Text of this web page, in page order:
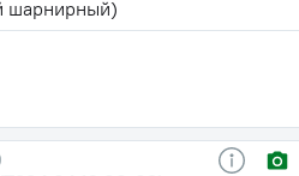
шарнирный)